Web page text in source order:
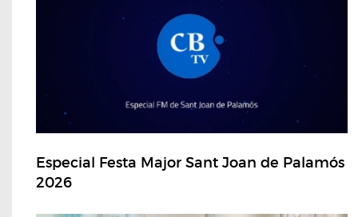
Especial Festa Major Sant Joan de Palamós
2026